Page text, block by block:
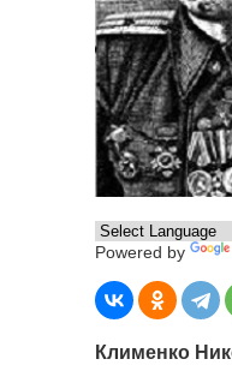
Powered by
Клименко